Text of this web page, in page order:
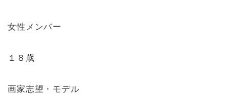
女性メンバー
１８歳
画家志望・モデル